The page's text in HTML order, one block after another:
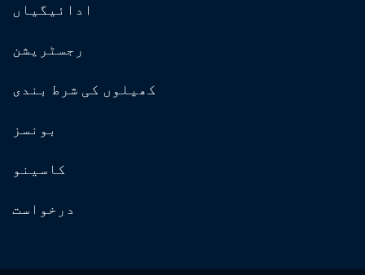
ادائیگیاں
رجسٹریشن
کھیلوں کی شرط بندی
بونسز
کاسینو
درخواست